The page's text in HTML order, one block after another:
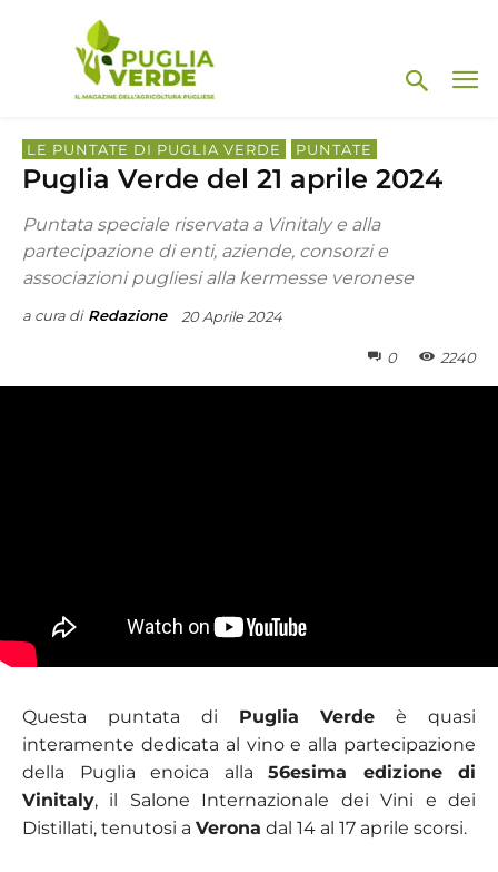
LE PUNTATE DI PUGLIA VERDE PUNTATE
Puglia Verde del 21 aprile 2024
Puntata speciale riservata a Vinitaly e alla
partecipazione di enti, aziende, consorzi e
associazioni pugliesi alla kermesse veronese
a cura di Redazione 20 Aprile 2024
0 2240
Questa puntata di Puglia Verde è quasi
interamente dedicata al vino e alla partecipazione
della Puglia enoica alla 56esima edizione di
Vinitaly, il Salone Internazionale dei Vini e dei
Distillati, tenutosi a Verona dal 14 al 17 aprile scorsi.